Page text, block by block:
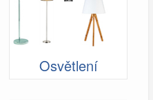
Osvětlení